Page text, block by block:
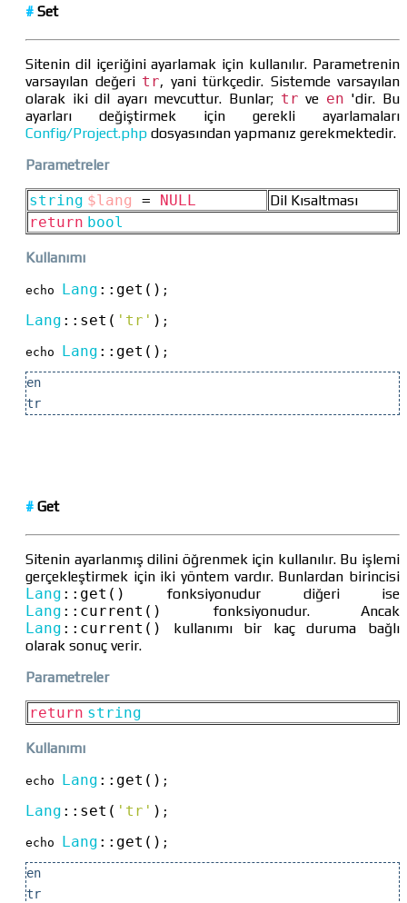
# Set
Sitenin dil içeriğini ayarlamak için kullanılır. Parametrenin
varsayılan değeri tr, yani türkçedir. Sistemde varsayılan
olarak iki dil ayarı mevcuttur. Bunlar; tr ve en 'dir. Bu
ayarları değiştirmek için gerekli ayarlamaları
Config/Project.php dosyasından yapmanız gerekmektedir.
Parametreler
string $lang = NULL
Dil Kısaltması
return bool
Kullanımı
echo Lang :: get() ;
Lang :: set( 'tr' ) ;
echo Lang :: get() ;
en
tr
# Get
Sitenin ayarlanmış dilini öğrenmek için kullanılır. Bu işlemi
gerçekleştirmek için iki yöntem vardır. Bunlardan birincisi
Lang :: get()
fonksiyonudur diğeri ise
Lang :: current()
fonksiyonudur. Ancak
Lang :: current()
kullanımı bir kaç duruma bağlı
olarak sonuç verir.
Parametreler
return string
Kullanımı
echo Lang :: get() ;
Lang :: set( 'tr' ) ;
echo Lang :: get() ;
en
tr